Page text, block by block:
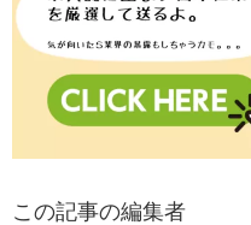
この記事の編集者